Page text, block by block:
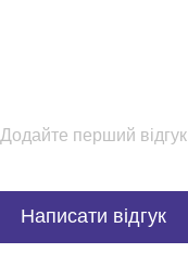
Додайте перший відгук
Написати відгук